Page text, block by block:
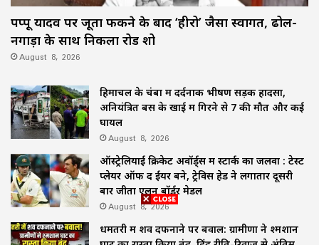
पप्पू यादव पर जूता फेंकने के बाद ‘हीरो’ जैसा स्वागत, ढोल-
नगाड़ों के साथ निकला रोड शो
August 8, 2026
हिमाचल के चंबा में दर्दनाक भीषण सड़क हादसा,
अनियंत्रित बस के खाई में गिरने से 7 की मौत और कई
घायल
August 8, 2026
ऑस्ट्रेलियाई क्रिकेट अवॉर्ड्स में स्टार्क का जलवा : टेस्ट
प्लेयर ऑफ द ईयर बने, ट्रेविस हेड ने लगातार दूसरी
बार जीता एलन बॉर्डर मेडल
August 8, 2026
धमतरी में शव दफनाने पर बवाल: ग्रामीणों ने श्मशान